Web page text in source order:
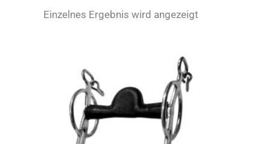
Einzelnes Ergebnis wird angezeigt